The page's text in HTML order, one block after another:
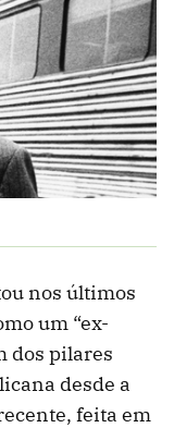
nos últimos
um “ex-
dos pilares
desde a
feita em